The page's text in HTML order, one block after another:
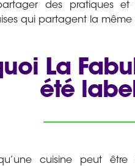
des pratiques et
qui partagent la même
La
été
cuisine peut